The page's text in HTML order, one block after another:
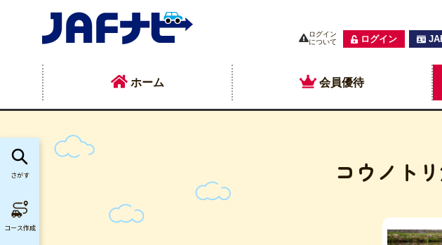
ログイン
について
ログイン
ホーム 会員優待
コウノト
さがす
コース作成